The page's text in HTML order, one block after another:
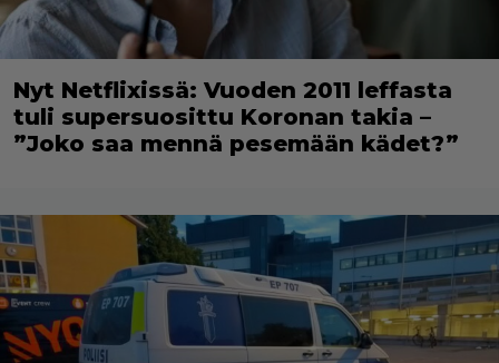
Nyt Netflixissä: Vuoden 2011 leffasta
tuli supersuosittu Koronan takia –
”Joko saa mennä pesemään kädet?”